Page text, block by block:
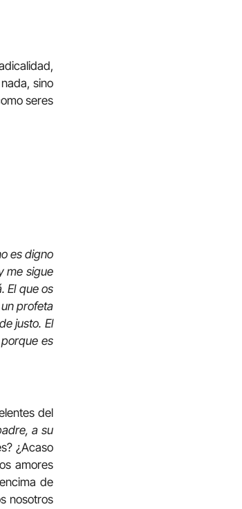
sino
seres
es digno
me sigue
El que os
profeta
justo. El
es
del
a su
¿Acaso
amores
de
nosotros